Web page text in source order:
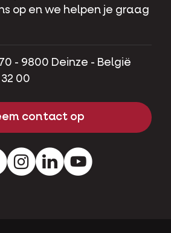
op en we helpen je graag
- 9800 Deinze - België
32 00
contact op
InstagramLinkedInYoutube